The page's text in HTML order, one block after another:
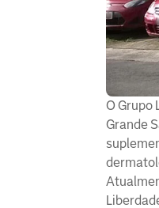
O Grupo
Grande